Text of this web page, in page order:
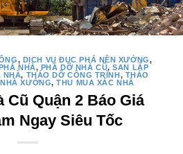
, DỊCH VỤ ĐỤC PHÁ NỀN XƯỞNG,
NHÀ,PHÁ DỠ NHÀ CŨ,SAN LẤP
NHÀ, THÁO DỠ CÔNG TRÌNH, THÁO
XƯỞNG, THU MUA XÁC NHÀ
Cũ Quận 2 Báo Giá
Ngay Siêu Tốc